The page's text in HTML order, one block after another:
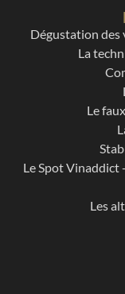
Dégustation des
La
Le
Le Spot Vinaddict
Les